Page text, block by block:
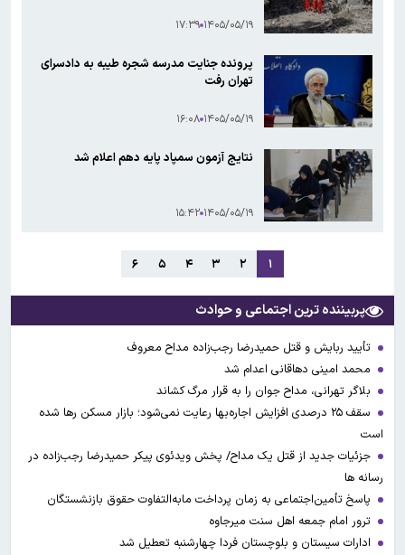
۱۴۰۵/۰۵/۱۹ ۱۷:۳۹
پرونده جنایت مدرسه شجره طیبه به دادسرای
تهران رفت
۱۴۰۵/۰۵/۱۹ ۱۶:۰۸
نتایج آزمون سمپاد پایه دهم اعلام شد
۱۴۰۵/۰۵/۱۹ ۱۵:۴۲
۱ ۲ ۳ ۴ ۵ ۶
پربیننده ترین اجتماعی و حوادث
تأیید ربایش و قتل حمیدرضا رجب‌زاده مداح معروف
محمد امینی دهاقانی اعدام شد
بلاگر تهرانی، مداح جوان را به قرار مرگ کشاند
سقف ۲۵ درصدی افزایش اجاره‌بها رعایت نمی‌شود؛ بازار مسکن رها شده
است
جزئیات جدید از قتل یک مداح/ پخش ویدئوی پیکر حمیدرضا رجب‌زاده در
رسانه ها
پاسخ تأمین‌اجتماعی به زمان پرداخت مابه‌التفاوت حقوق بازنشستگان
ترور امام جمعه اهل سنت میرجاوه
ادارات سیستان و بلوچستان فردا چهارشنبه تعطیل شد